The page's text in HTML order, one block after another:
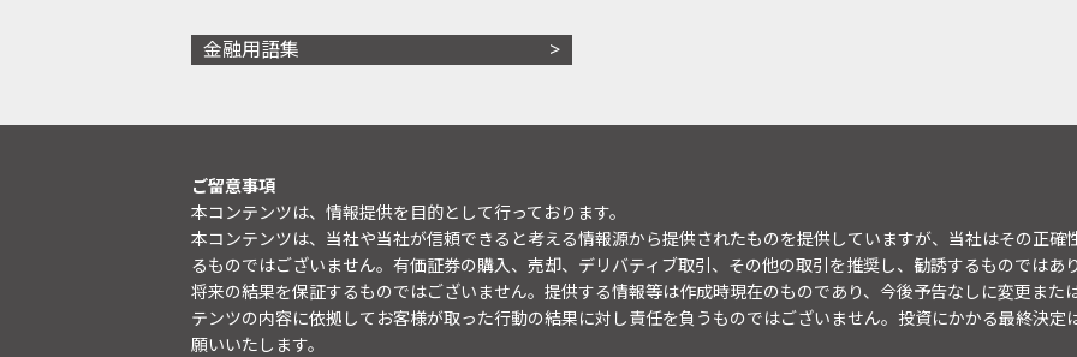
金融用語集
ご留意事項
本コンテンツは、情報提供を目的として行っております。
本コンテンツは、当社や当社が信頼できると考える情報源から提供されたものを提供していますが、当社はその正
るものではございません。有価証券の購入、売却、デリバティブ取引、その他の取引を推奨し、勧誘するものではあ
将来の結果を保証するものではございません。提供する情報等は作成時現在のものであり、今後予告なしに変更また
テンツの内容に依拠してお客様が取った行動の結果に対し責任を負うものではございません。投資にかかる最終決
願いいたします。